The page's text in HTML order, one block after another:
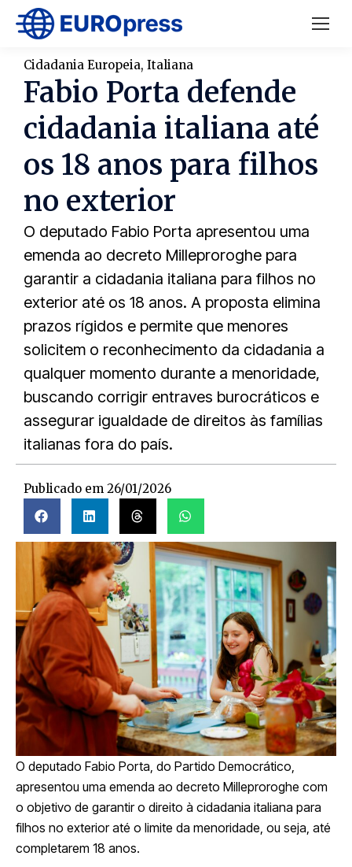
Cidadania Europeia, Italiana
Fabio Porta defende
cidadania italiana até
os 18 anos para filhos
no exterior
O deputado Fabio Porta apresentou uma
emenda ao decreto Milleproroghe para
garantir a cidadania italiana para filhos no
exterior até os 18 anos. A proposta elimina
prazos rígidos e permite que menores
solicitem o reconhecimento da cidadania a
qualquer momento durante a menoridade,
buscando corrigir entraves burocráticos e
assegurar igualdade de direitos às famílias
italianas fora do país.
Publicado em 26/01/2026
O deputado Fabio Porta, do Partido Democrático,
apresentou uma emenda ao decreto Milleproroghe com
o objetivo de garantir o direito à cidadania italiana para
filhos no exterior até o limite da menoridade, ou seja, até
completarem 18 anos.